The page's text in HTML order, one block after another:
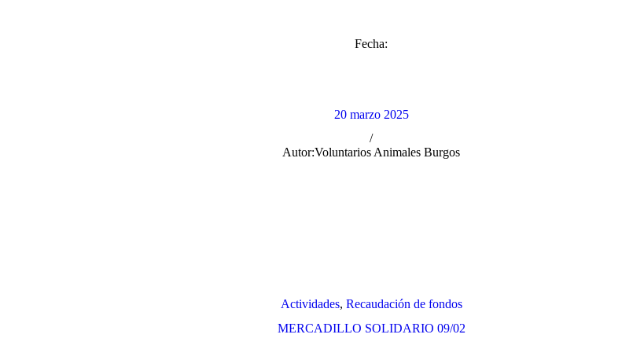
Fecha:
20 marzo 2025
Autor:Voluntarios Animales Burgos
Actividades, Recaudación de fondos
MERCADILLO SOLIDARIO 09/02